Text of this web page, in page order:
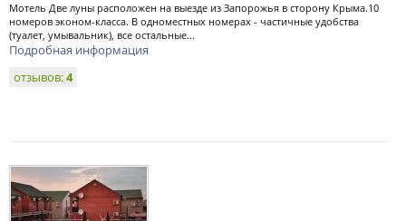
Мотель Две луны расположен на выезде из Запорожья в сторону Крыма.10
номеров эконом-класса. В одноместных номерах - частичные удобства
(туалет, умывальник), все остальные...
Подробная информация
отзывов:4